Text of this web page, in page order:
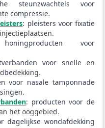
steunzwachtels voor
compressie.
: pleisters voor fixatie
voor
voor snelle en
voor nasale tamponnade
: producten voor de
het ooggebied.
dagelijkse wondafdekking